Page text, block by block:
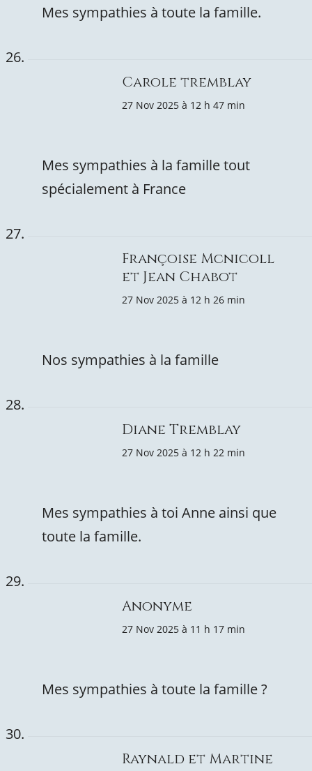
Mes sympathies à toute la famille.
Carole tremblay
27 Nov 2025 à 12 h 47 min
Mes sympathies à la famille tout
spécialement à France
Françoise Mcnicoll
et Jean Chabot
27 Nov 2025 à 12 h 26 min
Nos sympathies à la famille
Diane Tremblay
27 Nov 2025 à 12 h 22 min
Mes sympathies à toi Anne ainsi que
toute la famille.
Anonyme
27 Nov 2025 à 11 h 17 min
Mes sympathies à toute la famille ?
Raynald et Martine